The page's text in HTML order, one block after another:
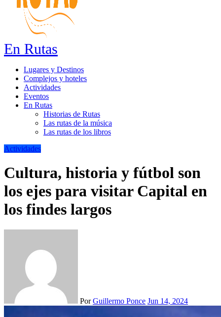
En Rutas
Lugares y Destinos
Complejos y hoteles
Actividades
Eventos
En Rutas
Historias de Rutas
Las rutas de la música
Las rutas de los libros
Actividades
Cultura, historia y fútbol son
los ejes para visitar Capital en
los findes largos
PorGuillermo Ponce Jun 14, 2024